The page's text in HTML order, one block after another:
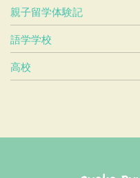
親子留学体験記
語学学校
高校